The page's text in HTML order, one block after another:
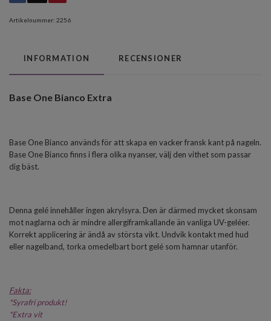
Artikelnummer: 2256
INFORMATION RECENSIONER
Base One Bianco Extra
Base One Bianco används för att skapa en vacker fransk kant på nageln.
Base One Bianco finns i flera olika nyanser, välj den vithet som passar
dig bäst.
Denna gelé innehåller ingen akrylsyra. Den är därmed mycket skonsam
mot naglarna och är mindre allergiframkallande än vanliga UV-geléer.
Korrekt applicering är ändå av största vikt. Undvik kontakt med hud
eller nagelband, torka omedelbart bort gelé som hamnar utanför.
Fakta:
*Syrafri produkt!
*Extra vit